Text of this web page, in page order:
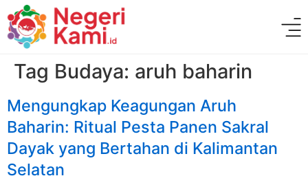
Tag Budaya: aruh baharin
Mengungkap Keagungan Aruh
Baharin: Ritual Pesta Panen Sakral
Dayak yang Bertahan di Kalimantan
Selatan